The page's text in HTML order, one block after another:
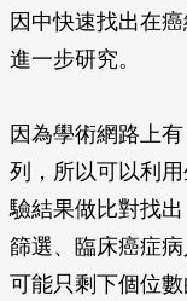
因中快速找出在
進一步研究。
因為學術網路上
列，所以可以利
驗結果做比對找
篩選、臨床癌症
可能只剩下個位